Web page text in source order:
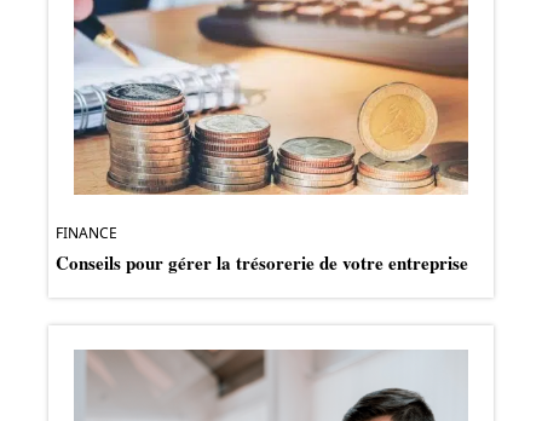
FINANCE
Conseils pour gérer la trésorerie de votre entreprise